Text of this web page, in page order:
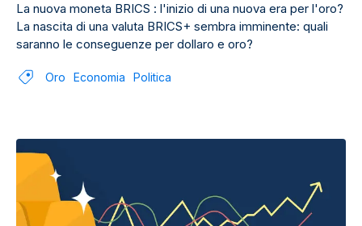
La nuova moneta BRICS : l'inizio di una nuova era per l'oro?
La nascita di una valuta BRICS+ sembra imminente: quali
saranno le conseguenze per dollaro e oro?
Oro Economia Politica